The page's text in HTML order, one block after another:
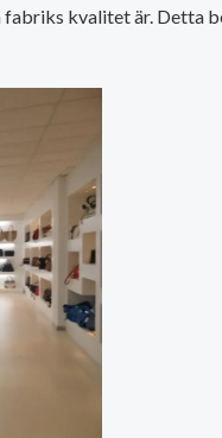
kvalitet är.